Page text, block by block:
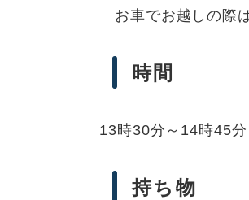
お車でお越しの際
時間
13時30分～14時45分
持ち物